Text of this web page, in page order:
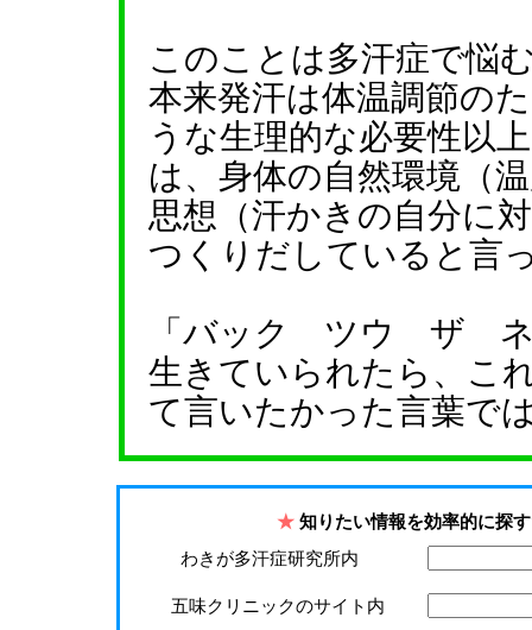
このことは多汗症で悩
本来発汗は体温調節の
うな生理的な必要性以
は、身体の自然環境（
思想（汗かきの自分に
つくりだしていると言
「バック ツウ ザ ネ
生きていられたら、こ
て言いたかった言葉で
★ 知りたい情報を効率的に探
わきが多汗症研究所内
五味クリニックのサイト内